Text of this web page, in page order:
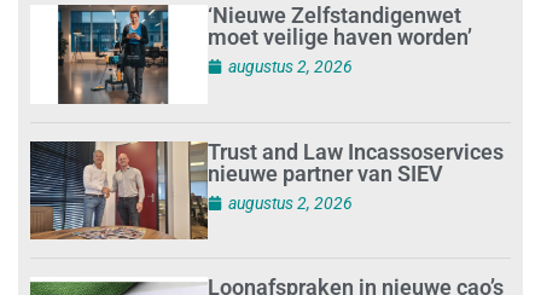
‘Nieuwe Zelfstandigenwet
moet veilige haven worden’
augustus 2, 2026
Trust and Law Incassoservices
nieuwe partner van SIEV
augustus 2, 2026
Loonafspraken in nieuwe cao’s